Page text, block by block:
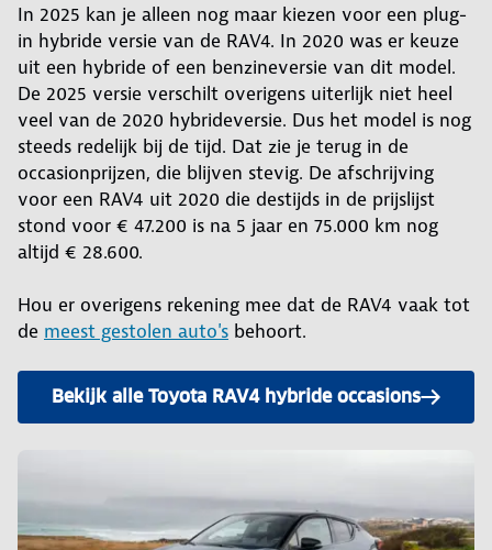
In 2025 kan je alleen nog maar kiezen voor een plug-
in hybride versie van de RAV4. In 2020 was er keuze
uit een hybride of een benzineversie van dit model.
De 2025 versie verschilt overigens uiterlijk niet heel
veel van de 2020 hybrideversie. Dus het model is nog
steeds redelijk bij de tijd. Dat zie je terug in de
occasionprijzen, die blijven stevig. De afschrijving
voor een RAV4 uit 2020 die destijds in de prijslijst
stond voor € 47.200 is na 5 jaar en 75.000 km nog
altijd € 28.600.
Hou er overigens rekening mee dat de RAV4 vaak tot
de meest gestolen auto's behoort.
Bekijk alle Toyota RAV4 hybride occasions